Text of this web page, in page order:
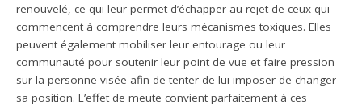
renouvelé, ce qui leur permet d’échapper au rejet de ceux qui
commencent à comprendre leurs mécanismes toxiques. Elles
peuvent également mobiliser leur entourage ou leur
communauté pour soutenir leur point de vue et faire pression
sur la personne visée afin de tenter de lui imposer de changer
sa position. L’effet de meute convient parfaitement à ces